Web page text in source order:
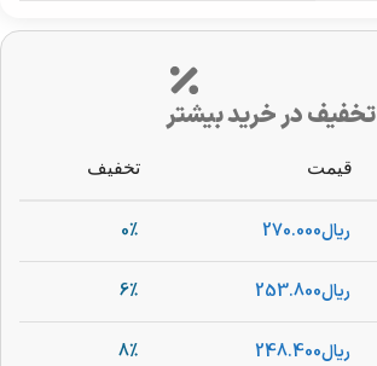
تخفیف در خرید بیشتر
قیمت تخفیف
ریال270.000
0%
ریال253.800
6%
ریال248.400
8%